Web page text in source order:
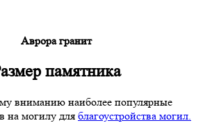
Аврора гранит
памятника
вниманию наиболее популярные
на могилу для благоустройства могил.